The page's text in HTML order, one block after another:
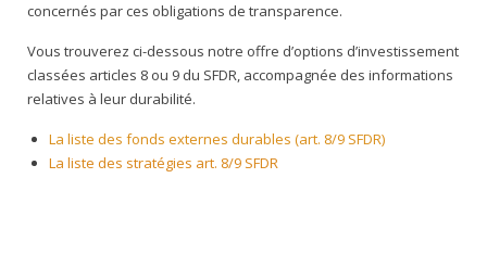
concernés par ces obligations de transparence.
Vous trouverez ci-dessous notre offre d’options d’investissement
classées articles 8 ou 9 du SFDR, accompagnée des informations
relatives à leur durabilité.
La liste des fonds externes durables (art. 8/9 SFDR)
La liste des stratégies art. 8/9 SFDR